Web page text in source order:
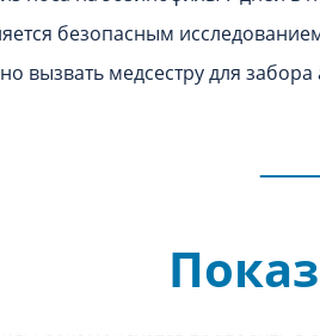
безопасным
вызвать медсестру для забора